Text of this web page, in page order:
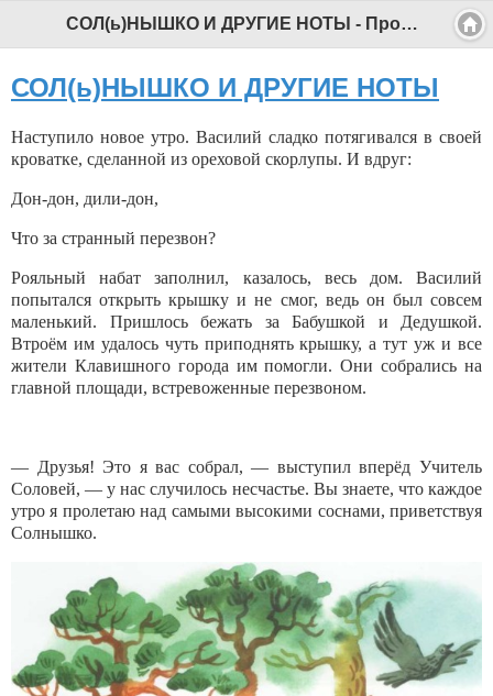
СОЛ(ь)НЫШКО И ДРУГИЕ НОТЫ - Профессиональный педагог
СОЛ(ь)НЫШКО И ДРУГИЕ НОТЫ
Наступило новое утро. Василий сладко потягивался в своей
кроватке, сделанной из ореховой скорлупы. И вдруг:
Дон-дон, дили-дон,
Что за странный перезвон?
Рояльный набат заполнил, казалось, весь дом. Василий
попытался открыть крышку и не смог, ведь он был совсем
маленький. Пришлось бежать за Бабушкой и Дедушкой.
Втроём им удалось чуть приподнять крышку, а тут уж и все
жители Клавишного города им помогли. Они собрались на
главной площади, встревоженные перезвоном.
— Друзья! Это я вас собрал, — выступил вперёд Учитель
Соло­вей, — у нас случилось несчастье. Вы знаете, что каждое
утро я про­летаю над самыми высокими соснами, приветствуя
Солнышко.